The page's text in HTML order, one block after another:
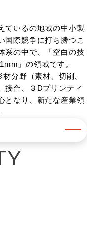
ているの地域の中小製
国際競争に打ち勝つこ
系の中で、「空白の技
」の領域です。
分野（素材、切削、
接合、３Dプリンティ
となり、新たな産業領